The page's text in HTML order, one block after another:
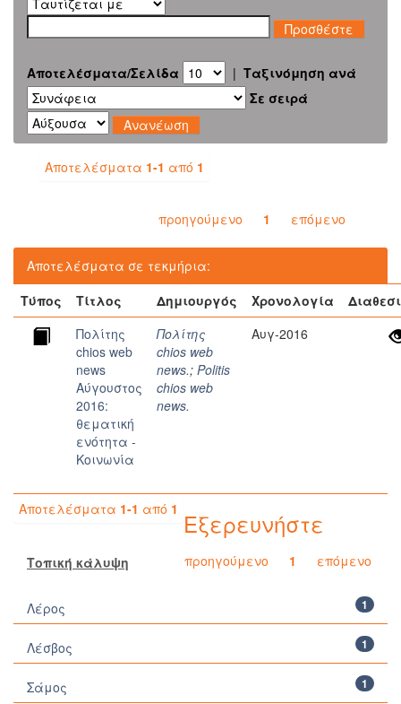
Αποτελέσματα/Σελίδα | Ταξινόμηση ανά
Σε σειρά
Αποτελέσματα 1-1 από 1
προηγούμενο 1 επόμενο
Αποτελέσματα σε τεκμήρια:
Τύπος
Τίτλος Δημιουργός Χρονολογία
Πολίτης
chios web
news
Αύγουστος
2016:
θεματική
ενότητα -
Κοινωνία
Πολίτης
chios web
news.; Politis
chios web
news.
Αυγ-2016
Αποτελέσματα 1-1 από 1
προηγούμενο 1 επόμενο
Εξερευνήστε
Τοπική κάλυψη
1
Λέρος
1
Λέσβος
1
Σάμος